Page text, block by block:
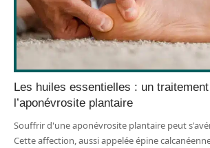
Les huiles essentielles : un
l’aponévrosite plantaire
Souffrir d'une aponévrosite plantaire peut
Cette affection, aussi appelée épine